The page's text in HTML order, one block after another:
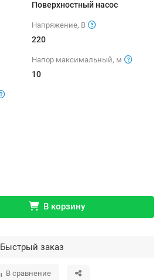
Поверхностный насос
Напряжение, В
220
Напор максимальный, м
10
В корзину
Быстрый заказ
В сравнение